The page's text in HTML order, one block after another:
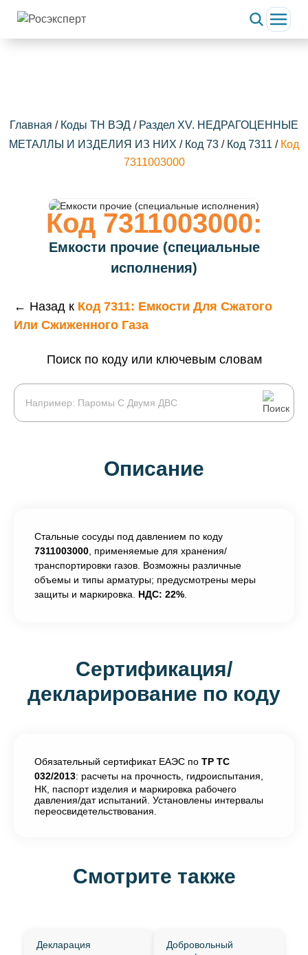
Главная / Коды ТН ВЭД / Раздел XV. НЕДРАГОЦЕННЫЕ
МЕТАЛЛЫ И ИЗДЕЛИЯ ИЗ НИХ / Код 73 / Код 7311 / Код
7311003000
Код 7311003000:
Емкости прочие (специальные
исполнения)
← Назад к Код 7311: Емкости Для Сжатого
Или Сжиженного Газа
Поиск по коду или ключевым словам
Описание
Стальные сосуды под давлением по коду
7311003000 , применяемые для хранения/
транспортировки газов. Возможны различные
объемы и типы арматуры; предусмотрены меры
защиты и маркировка. НДС: 22%
Сертификация/
декларирование по коду
Обязательный сертификат ЕАЭС по ТР ТС
032/2013: расчеты на прочность, гидроиспытания,
НК, паспорт изделия и маркировка рабочего
давления/дат испытаний. Установлены интервалы
переосвидетельствования.
Смотрите также
Декларация
Добровольный